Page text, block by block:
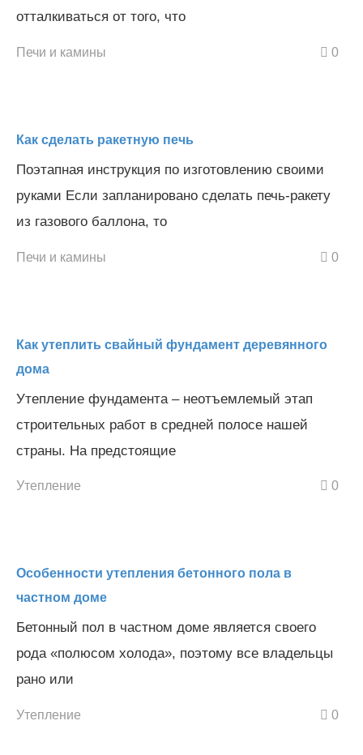
отталкиваться от того, что
Печи и камины 0
Как сделать ракетную печь
Поэтапная инструкция по изготовлению своими
руками Если запланировано сделать печь-ракету
из газового баллона, то
Печи и камины 0
Как утеплить свайный фундамент деревянного
дома
Утепление фундамента – неотъемлемый этап
строительных работ в средней полосе нашей
страны. На предстоящие
Утепление 0
Особенности утепления бетонного пола в
частном доме
Бетонный пол в частном доме является своего
рода «полюсом холода», поэтому все владельцы
рано или
Утепление 0